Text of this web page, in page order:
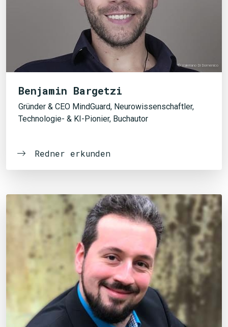
© Valeriano Di Domenico
Benjamin Bargetzi
Gründer & CEO MindGuard, Neurowissenschaftler,
Technologie- & KI-Pionier, Buchautor
Redner erkunden